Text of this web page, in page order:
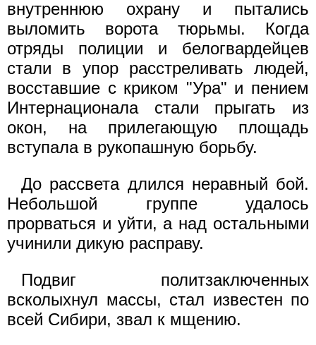
внутреннюю охрану и пытались
выломить ворота тюрьмы. Когда
отряды полиции и белогвардейцев
стали в упор расстреливать людей,
восставшие с криком "Ура" и пением
Интернационала стали прыгать из
окон, на прилегающую площадь
вступала в рукопашную борьбу.
До рассвета длился неравный бой.
Небольшой группе удалось
прорваться и уйти, а над остальными
учинили дикую расправу.
Подвиг политзаключенных
всколыхнул массы, стал известен по
всей Сибири, звал к мщению.